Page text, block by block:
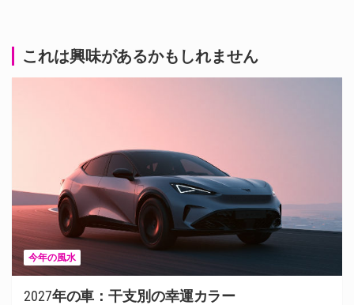
これは興味があるかもしれません
今年の風水
2027年の車：干支別の幸運カラー